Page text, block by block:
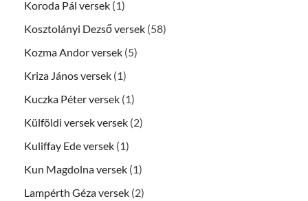
Koroda Pál versek (1)
Kosztolányi Dezső versek (58)
Kozma Andor versek (5)
Kriza János versek (1)
Kuczka Péter versek (1)
Külföldi versek versek (2)
Kuliffay Ede versek (1)
Kun Magdolna versek (1)
Lampérth Géza versek (2)